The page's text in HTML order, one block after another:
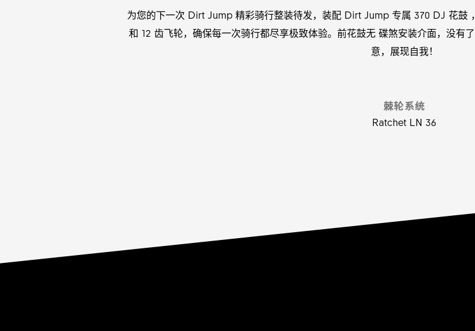
为您的下一次 Dirt Jump 精彩骑行整装待发，装配 Dirt Jump 专属 370 DJ 花鼓
和 12 齿飞轮，确保每一次骑行都尽享极致体验。前花鼓无 碟煞安装介面，没有
意，展现自我！
棘轮系统
Ratchet LN 36